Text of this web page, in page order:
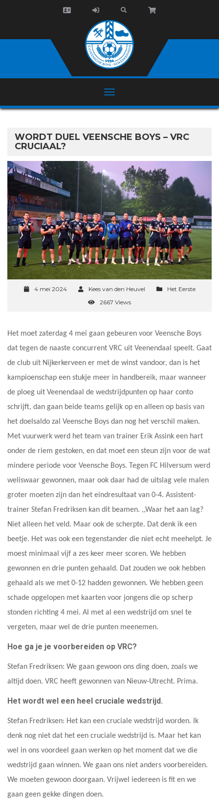
WORDT DUEL VEENSCHE BOYS – VRC
CRUCIAAL?
4 mei 2024 Kees van den Heuvel
Het Eerste
2667 Views
Het moet zaterdag 4 mei gaan gebeuren voor Veensche Boys
dat tegen de naaste concurrent VRC uit Veenendaal speelt. Gaat
de club uit Nijkerkerveen er met de winst vandoor, dan is het
kampioenschap een stukje meer in handbereik, maar wanneer
de ploeg uit Veenendaal de wedstrijdpunten op haar conto
schrijft, dan gaan beide teams gelijk op en alleen op basis van
het doelsaldo zal Veensche Boys dan nog het verschil maken.
Met vuurwerk werd het team van trainer Erik Assink een hart
onder de riem gestoken, en dat moet een steun zijn voor de wat
mindere periode voor Veensche Boys. Tegen FC Hilversum werd
weliswaar gewonnen, maar ook daar had de uitslag vele malen
groter moeten zijn dan het eindresultaat van 0-4. Assistent-
trainer Stefan Fredriksen kan dit beamen. ,,Waar het aan lag?
Niet alleen het veld. Maar ook de scherpte. Dat denk ik een
beetje. Het was ook een tegenstander die niet echt meehelpt. Je
moest minimaal vijf a zes keer meer scoren. We hebben
gewonnen en drie punten gehaald. Dat zouden we ook hebben
gehaald als we met 0-12 hadden gewonnen. We hebben geen
schade opgelopen met kaarten voor jongens die op scherp
stonden richting 4 mei. Al met al een wedstrijd om snel te
vergeten, maar wel de drie punten meenemen.
Hoe ga je je voorbereiden op VRC?
Stefan Fredriksen: We gaan gewoon ons ding doen, zoals we
altijd doen. VRC heeft gewonnen van Nieuw-Utrecht. Prima.
Het wordt wel een heel cruciale wedstrijd.
Stefan Fredriksen: Het kan een cruciale wedstrijd worden. Ik
denk nog niet dat het een cruciale wedstrijd is. Maar het kan
wel in ons voordeel gaan werken op het moment dat we die
wedstrijd gaan winnen. We gaan ons niet anders voorbereiden.
We moeten gewoon doorgaan. Vrijwel iedereen is fit en we
gaan geen gekke dingen doen.